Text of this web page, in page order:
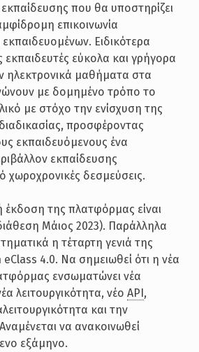
που θα υποστηρίζει
επικοινωνία
Ειδικότερα
εκπαιδευτές εύκολα και γρήγορα
ηλεκτρονικά μαθήματα στα
με δομημένο τρόπο το
με στόχο την ενίσχυση της
προσφέροντας
εκπαιδευόμενους ένα
εκπαίδευσης
χωροχρονικές δεσμεύσεις.
έκδοση της πλατφόρμας είναι
Μάιος 2023). Παράλληλα
η τέταρτη γενιά της
4.0. Να σημειωθεί ότι η νέα
ενσωματώνει νέα
λειτουργικότητα, νέο API,
και την
να ανακοινωθεί
εξάμηνο.